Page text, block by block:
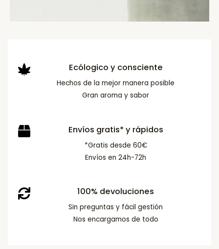
Ecólogico y consciente
Hechos de la mejor manera posible
Gran aroma y sabor
Envíos gratis* y rápidos
*Gratis desde 60€
Envíos en 24h-72h
100% devoluciones
Sin preguntas y fácil gestión
Nos encargamos de todo